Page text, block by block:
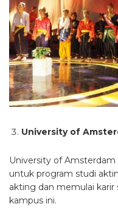
University of
University of
untuk program studi
akting dan memulai karir
kampus ini.